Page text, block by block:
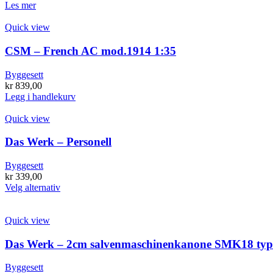
Les mer
Quick view
CSM – French AC mod.1914 1:35
Byggesett
kr839,00
Legg i handlekurv
Quick view
Das Werk – Personell
Byggesett
kr339,00
Velg alternativDette
Alternativene
kan
Quick view
Das Werk – 2cm salvenmaschinenkanone SMK18
Byggesett